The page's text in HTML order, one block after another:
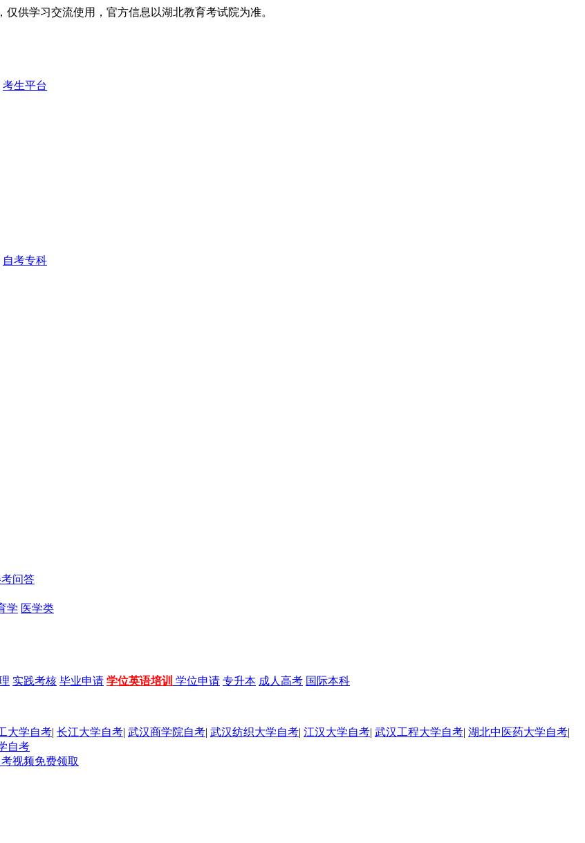
供学习交流使用，官方信息以湖北教育考试院为准。
考生平台
自考专科
问答
学 医学类
实践考核 毕业申请 学位英语培训 学位申请 专升本 成人高考 国际本科
大学自考| 长江大学自考| 武汉商学院自考| 武汉纺织大学自考| 江汉大学自考| 武汉工程大学自考| 湖北中医药大学自考|
自考